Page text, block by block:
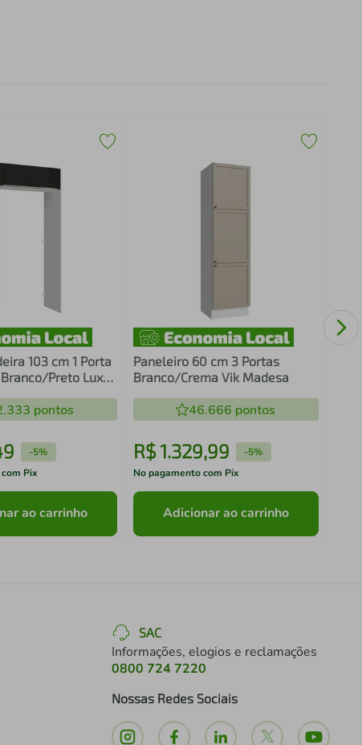
103 cm 1 Porta
Preto Lux
pontos
-5%
Pix
ao carrinho
Paneleiro 60 cm 3 Portas
Branco/Crema Vik Madesa
46.666 pontos
R$1.329,99 -5%
No pagamento com Pix
Adicionar ao carrinho
SAC
Informações, elogios e reclamações
0800 724 7220
Nossas Redes Sociais